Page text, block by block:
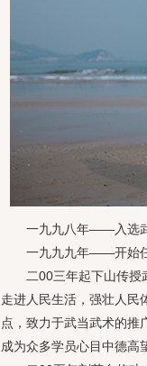
一九九八年——入选武
一九九九年——开始任
二00三年起下山传授武
走进人民生活，强壮人民
点，致力于武当武术的推
成为众多学员心目中德高